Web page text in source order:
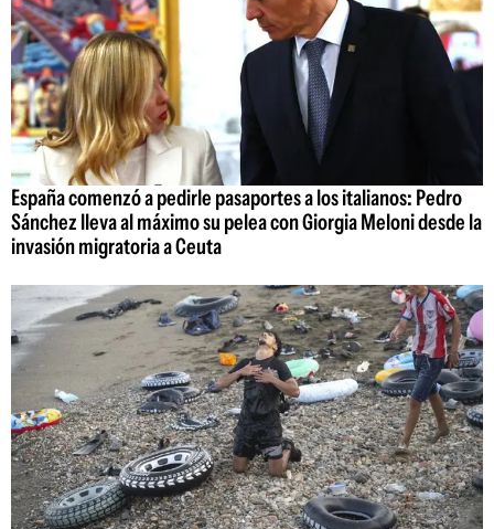
España comenzó a pedirle pasaportes a los italianos: Pedro
Sánchez lleva al máximo su pelea con Giorgia Meloni desde la
invasión migratoria a Ceuta